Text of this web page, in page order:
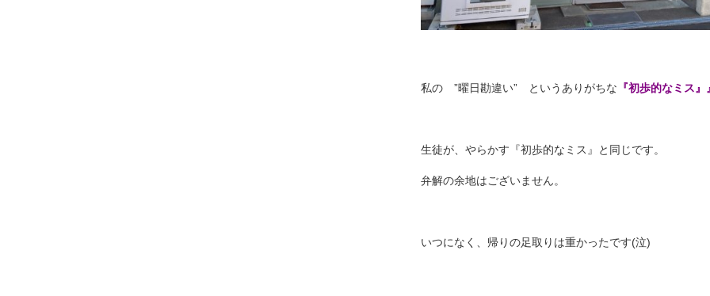
私の ”曜日勘違い” というありがちな 『初歩的なミス』
生徒が、やらかす『初歩的なミス』と同じです。
弁解の余地はございません。
いつになく、帰りの足取りは重かったです(泣)